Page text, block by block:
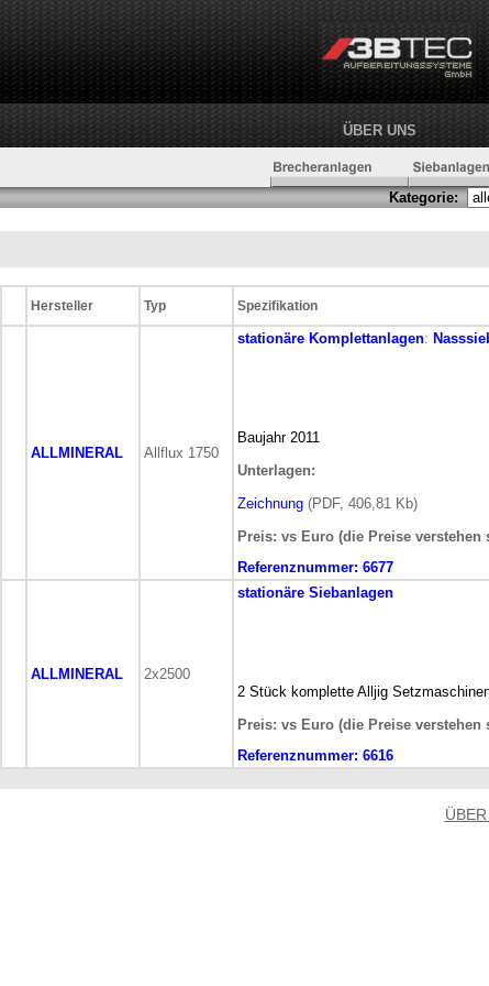
ÜBER UNS
Kategorie:
Hersteller Typ Spezifikation
ALLMINERAL Allflux 1750
stationäre Komplettanlagen:
Baujahr 2011
Unterlagen:
Zeichnung (PDF, 406,81 Kb)
Preis: vs Euro (die Preise
Referenznummer: 6677
ALLMINERAL 2x2500
stationäre Siebanlagen
2 Stück komplette Alljig
Preis: vs Euro (die Preise
Referenznummer: 6616